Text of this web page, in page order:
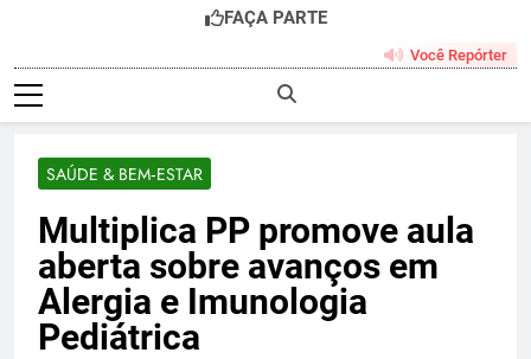
FAÇA PARTE
Você Repórter
SAÚDE & BEM‑ESTAR
Multiplica PP promove aula
aberta sobre avanços em
Alergia e Imunologia
Pediátrica